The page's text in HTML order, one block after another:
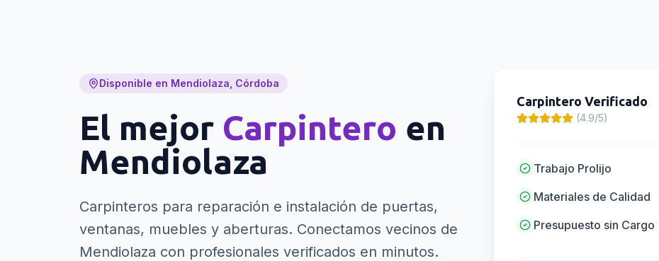
Disponible en Mendiolaza, Córdoba
El mejor Carpintero en
Mendiolaza
Carpinteros para reparación e instalación de puertas,
ventanas, muebles y aberturas. Conectamos vecinos de
Mendiolaza con profesionales verificados en minutos.
Carpintero Verificado
(4.9/5)
Trabajo Prolijo
Materiales de Calidad
Presupuesto sin Cargo